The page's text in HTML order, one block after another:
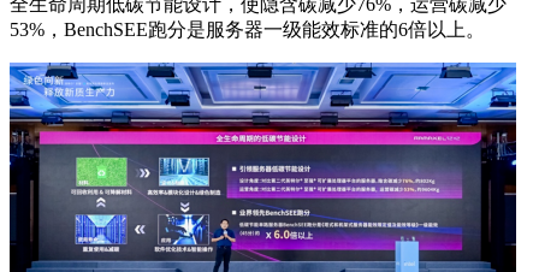
53%，BenchSEE跑分是服务器一级能效标准的6倍以上。